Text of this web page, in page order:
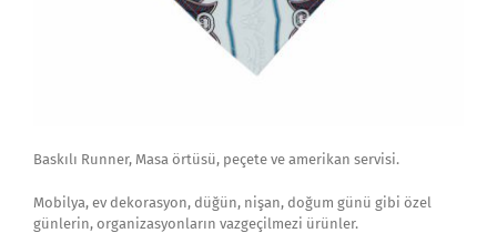
Baskılı Runner, Masa örtüsü, peçete ve amerikan servisi.
Mobilya, ev dekorasyon, düğün, nişan, doğum günü gibi özel
günlerin, organizasyonların vazgeçilmezi ürünler.